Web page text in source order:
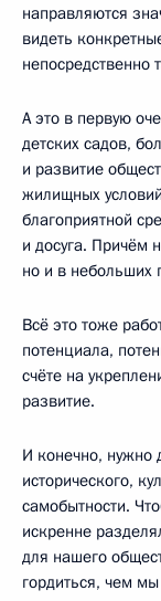
направляются
видеть
непосредственно
А это в первую
детских садов,
и развитие
жилищных
благоприятной
и досуга. Причём
но и в небольших
Всё это тоже
потенциала,
счёте на
развитие.
И конечно, нужно
исторического,
самобытности.
искренне
для нашего
гордиться, чем